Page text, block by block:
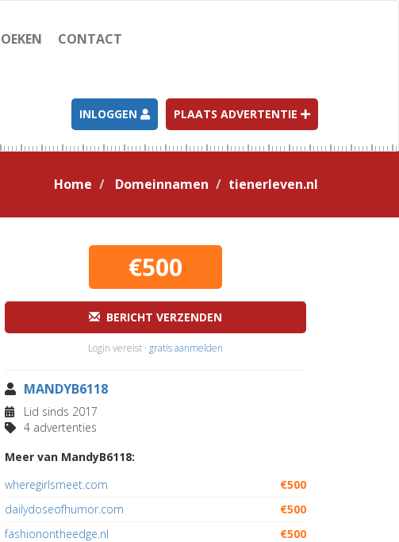
CONTACT
INLOGGEN PLAATS ADVERTENTIE
Home Domeinnamen tienerleven.nl
€500
BERICHT VERZENDEN
Login vereist · gratis aanmelden
MANDYB6118
Lid sinds 2017
4 advertenties
Meer van MandyB6118:
wheregirlsmeet.com
€500
dailydoseofhumor.com
€500
fashionontheedge.nl
€500